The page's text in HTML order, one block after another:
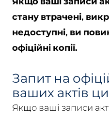
стану втрачені,
недоступні, ви
офіційні копії.
Запит на
ваших актів
Якщо ваші записи